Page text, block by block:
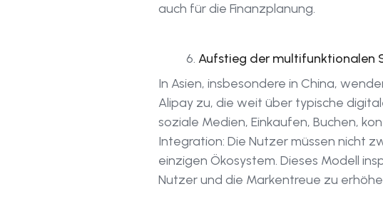
auch für die Finanzplanung.
Aufstieg der multifunktionalen
In Asien, insbesondere in China,
Alipay zu, die weit über typische
soziale Medien, Einkaufen, Buchen,
Integration: Die Nutzer müssen nicht
einzigen Ökosystem. Dieses Modell
Nutzer und die Markentreue zu